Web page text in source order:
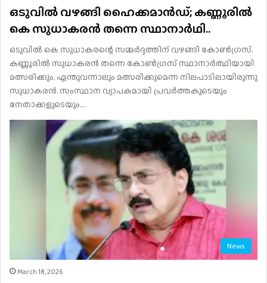
ഒടുവിൽ വഴങ്ങി ഹൈക്കമാൻഡ്; കണ്ണൂരിൽ
കെ സുധാകരൻ തന്നെ സ്ഥാനാർഥി..
ഒടുവിൽ കെ സുധാകരന്റെ സമ്മർദ്ദത്തിന് വഴങ്ങി കോൺഗ്രസ്.
കണ്ണൂരിൽ സുധാകരൻ തന്നെ കോൺഗ്രസ് സ്ഥാനാർത്ഥിയായി
മത്സരിക്കും. എന്തുവന്നാലും മത്സരിക്കുമെന്ന നിലപാടിലായിരുന്നു
സുധാകരൻ. സംസ്ഥാന വ്യാപകമായി പ്രവർത്തകുടെയും
നേതാക്കളുടെയും…
News
March 18, 2026